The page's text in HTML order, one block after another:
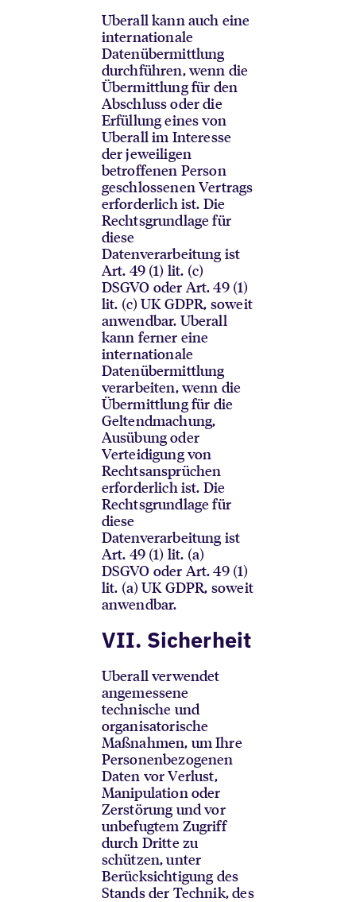
Uberall kann auch eine
internationale
Datenübermittlung
durchführen, wenn die
Übermittlung für den
Abschluss oder die
Erfüllung eines von
Uberall im Interesse
der jeweiligen
betroffenen Person
geschlossenen Vertrags
erforderlich ist. Die
Rechtsgrundlage für
diese
Datenverarbeitung ist
Art. 49 (1) lit. (c)
DSGVO oder Art. 49 (1)
lit. (c) UK GDPR, soweit
anwendbar. Uberall
kann ferner eine
internationale
Datenübermittlung
verarbeiten, wenn die
Übermittlung für die
Geltendmachung,
Ausübung oder
Verteidigung von
Rechtsansprüchen
erforderlich ist. Die
Rechtsgrundlage für
diese
Datenverarbeitung ist
Art. 49 (1) lit. (a)
DSGVO oder Art. 49 (1)
lit. (a) UK GDPR, soweit
anwendbar.
VII. Sicherheit
Uberall verwendet
angemessene
technische und
organisatorische
Maßnahmen, um Ihre
Personenbezogenen
Daten vor Verlust,
Manipulation oder
Zerstörung und vor
unbefugtem Zugriff
durch Dritte zu
schützen, unter
Berücksichtigung des
Stands der Technik, des